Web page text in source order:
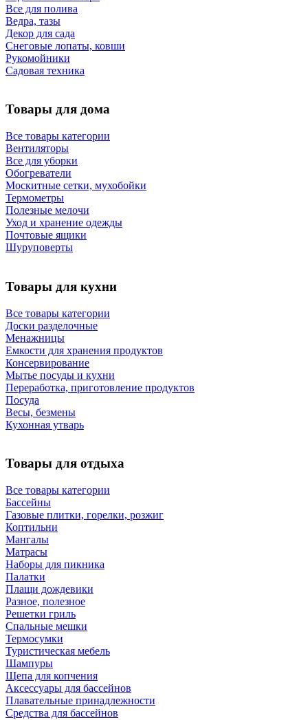
Все для полива
Ведра, тазы
Декор для сада
Снеговые лопаты, ковши
Рукомойники
Садовая техника
Товары для дома
Все товары категории
Вентиляторы
Все для уборки
Обогреватели
Москитные сетки, мухобойки
Термометры
Полезные мелочи
Уход и хранение одежды
Почтовые ящики
Шуруповерты
Товары для кухни
Все товары категории
Доски разделочные
Менажницы
Емкости для хранения продуктов
Консервирование
Мытье посуды и кухни
Переработка, приготовление продуктов
Посуда
Весы, безмены
Кухонная утварь
Товары для отдыха
Все товары категории
Бассейны
Газовые плитки, горелки, розжиг
Коптильни
Мангалы
Матрасы
Наборы для пикника
Палатки
Плащи дождевики
Разное, полезное
Решетки гриль
Спальные мешки
Термосумки
Туристическая мебель
Шампуры
Щепа для копчения
Аксессуары для бассейнов
Плавательные принадлежности
Средства для бассейнов